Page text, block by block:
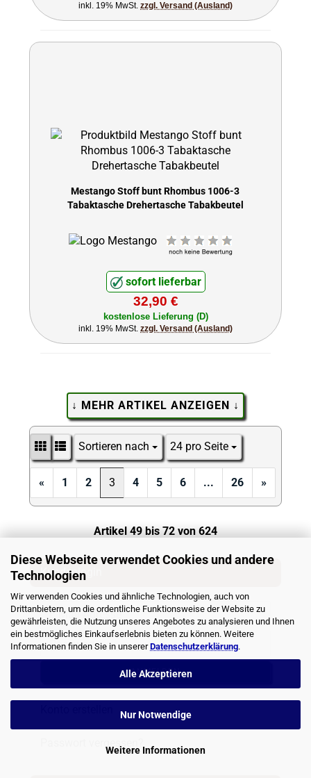
Diese Webseite verwendet Cookies und andere
Technologien
Wir verwenden Cookies und ähnliche Technologien, auch von
Drittanbietern, um die ordentliche Funktionsweise der Website zu
gewährleisten, die Nutzung unseres Angebotes zu analysieren und Ihnen
ein bestmögliches Einkaufserlebnis bieten zu können. Weitere
Informationen finden Sie in unsererDatenschutzerklärung.
Alle Akzeptieren
Nur Notwendige
Weitere Informationen
inkl. 19% MwSt. zzgl. Versand (Ausland)
Mestango Stoff bunt Rhombus 1006-3
Tabaktasche Drehertasche Tabakbeutel
sofort lieferbar
32,90 €
kostenlose Lieferung (D)
inkl. 19% MwSt. zzgl. Versand (Ausland)
↓ MEHR ARTIKEL ANZEIGEN ↓
Sortieren nach
Sortieren nach 24 pro Seite
pro Seite
« 1 2 3 4 5 6 ... 26 »
Artikel 49 bis 72 von 624
Kundenlogin
ANMELDEN
Passwort vergessen?